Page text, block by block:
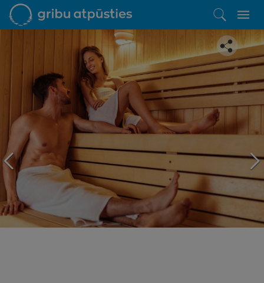
Iepatikās šis piedāvājums?
Līdz brīnišķīgai atpūtai atlikuši tikai daži soļi
PĒRKU